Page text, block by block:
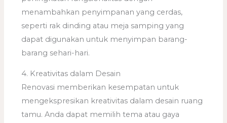
menambahkan penyimpanan yang cerdas,
seperti rak dinding atau meja samping yang
dapat digunakan untuk menyimpan barang-
barang sehari-hari.
4. Kreativitas dalam Desain
Renovasi memberikan kesempatan untuk
mengekspresikan kreativitas dalam desain ruang
tamu. Anda dapat memilih tema atau gaya